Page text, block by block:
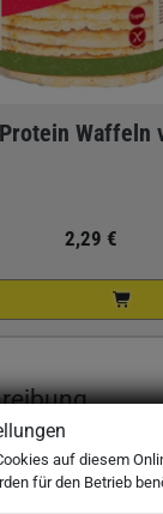
Waffeln
2,29 €
vegan
aus
auf diesem
für den Betrieb